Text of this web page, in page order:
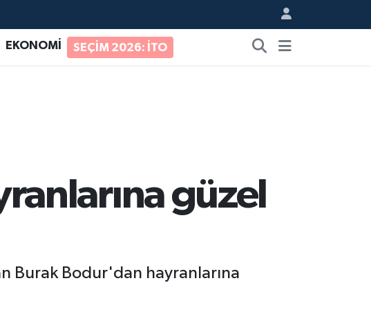
EKONOMİ SEÇİM 2026: İTO
güzel
Burak Bodur'dan hayranlarına